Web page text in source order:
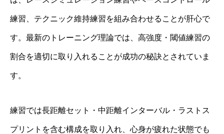
練習、テクニック維持練習を組み合わせることが肝心で
す。最新のトレーニング理論では、高強度・閾値練習の
割合を適切に取り入れることが成功の秘訣とされていま
す。
練習では長距離セット・中距離インターバル・ラストス
プリントを含む構成を取り入れ、心身が疲れた状態でも